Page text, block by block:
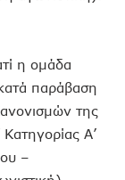
η ομάδα
παράβαση
της
Α’
–